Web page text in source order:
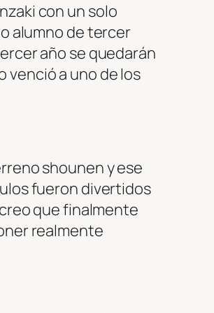
con un solo
alumno de tercer
año se quedarán
venció a uno de los
shounen y ese
fueron divertidos
que finalmente
realmente